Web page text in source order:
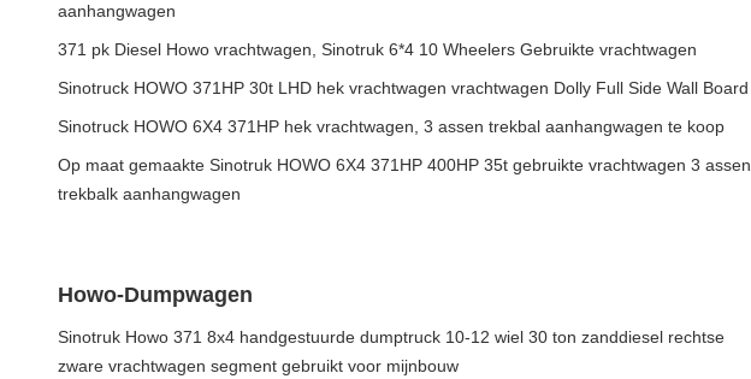
aanhangwagen
371 pk Diesel Howo vrachtwagen, Sinotruk 6*4 10 Wheelers Gebruikte vrachtwagen
Sinotruck HOWO 371HP 30t LHD hek vrachtwagen vrachtwagen Dolly Full Side Wall Board
Sinotruck HOWO 6X4 371HP hek vrachtwagen, 3 assen trekbal aanhangwagen te koop
Op maat gemaakte Sinotruk HOWO 6X4 371HP 400HP 35t gebruikte vrachtwagen 3 assen
trekbalk aanhangwagen
Howo-Dumpwagen
Sinotruk Howo 371 8x4 handgestuurde dumptruck 10-12 wiel 30 ton zanddiesel rechtse
zware vrachtwagen segment gebruikt voor mijnbouw